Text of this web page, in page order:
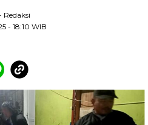
Redaksi
- 18:10 WIB